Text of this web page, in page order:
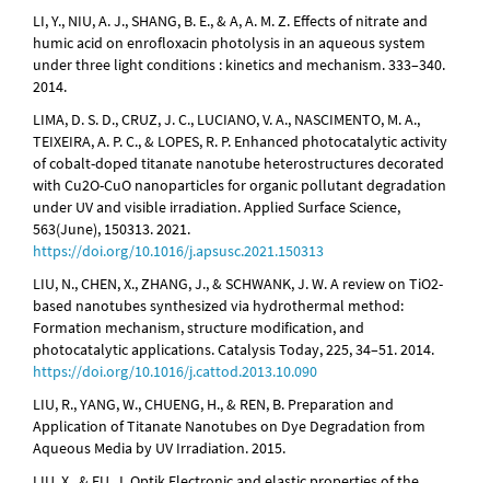
LI, Y., NIU, A. J., SHANG, B. E., & A, A. M. Z. Effects of nitrate and
humic acid on enrofloxacin photolysis in an aqueous system
under three light conditions : kinetics and mechanism. 333–340.
2014.
LIMA, D. S. D., CRUZ, J. C., LUCIANO, V. A., NASCIMENTO, M. A.,
TEIXEIRA, A. P. C., & LOPES, R. P. Enhanced photocatalytic activity
of cobalt-doped titanate nanotube heterostructures decorated
with Cu2O-CuO nanoparticles for organic pollutant degradation
under UV and visible irradiation. Applied Surface Science,
563(June), 150313. 2021.
https://doi.org/10.1016/j.apsusc.2021.150313
LIU, N., CHEN, X., ZHANG, J., & SCHWANK, J. W. A review on TiO2-
based nanotubes synthesized via hydrothermal method:
Formation mechanism, structure modification, and
photocatalytic applications. Catalysis Today, 225, 34–51. 2014.
https://doi.org/10.1016/j.cattod.2013.10.090
LIU, R., YANG, W., CHUENG, H., & REN, B. Preparation and
Application of Titanate Nanotubes on Dye Degradation from
Aqueous Media by UV Irradiation. 2015.